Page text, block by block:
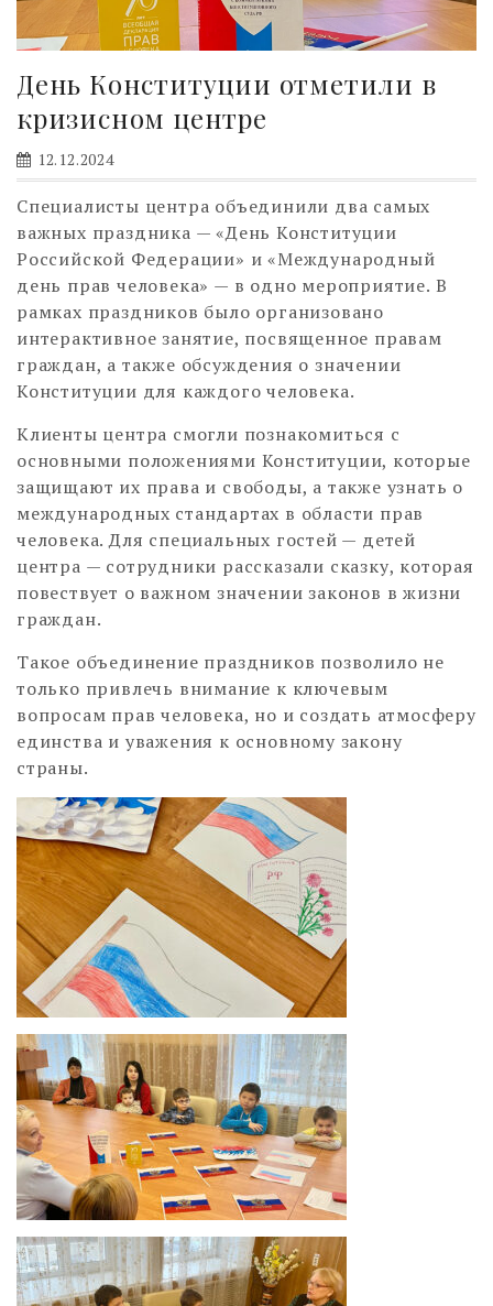
День Конституции отметили в
кризисном центре
12.12.2024
Специалисты центра объединили два самых
важных праздника — «День Конституции
Российской Федерации» и «Международный
день прав человека» — в одно мероприятие. В
рамках праздников было организовано
интерактивное занятие, посвященное правам
граждан, а также обсуждения о значении
Конституции для каждого человека.
Клиенты центра смогли познакомиться с
основными положениями Конституции, которые
защищают их права и свободы, а также узнать о
международных стандартах в области прав
человека. Для специальных гостей — детей
центра — сотрудники рассказали сказку, которая
повествует о важном значении законов в жизни
граждан.
Такое объединение праздников позволило не
только привлечь внимание к ключевым
вопросам прав человека, но и создать атмосферу
единства и уважения к основному закону
страны.